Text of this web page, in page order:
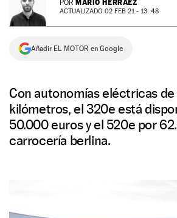
NEWSLETTER
SÍGUENOS
POR MARIO HERRÁEZ
ACTUALIZADO 02 FEB 21 - 13: 48
Añadir EL MOTOR en Google
Con autonomías eléctricas de
kilómetros, el 320e está
50.000 euros y el 520e por
carrocería berlina.